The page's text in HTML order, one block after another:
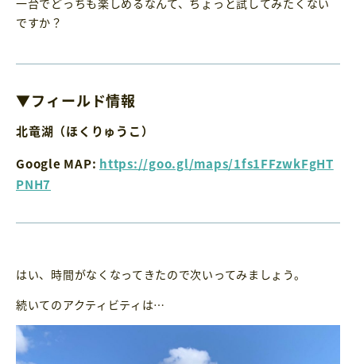
ですか？
▼フィールド情報
北竜湖（ほくりゅうこ）
Google MAP: https://goo.gl/maps/1fs1FFzwkFgHT
PNH7
はい、時間がなくなってきたので次いってみましょう。
続いてのアクティビティは…